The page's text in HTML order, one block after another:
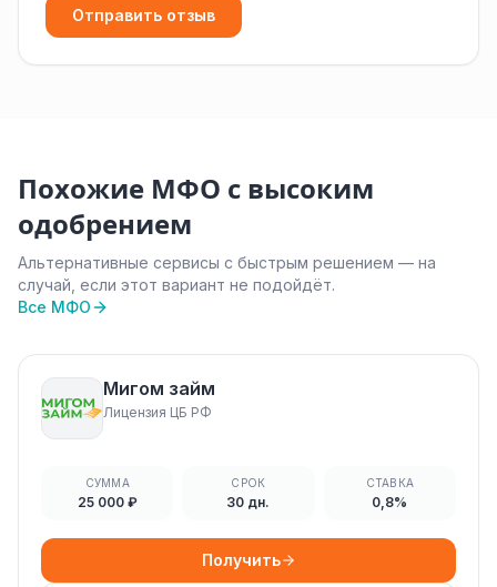
Отправить отзыв
Похожие МФО с высоким
одобрением
Альтернативные сервисы с быстрым решением — на
случай, если этот вариант не подойдёт.
Все МФО
Мигом займ
Лицензия ЦБ РФ
СУММА
25 000 ₽
СРОК
30 дн.
СТАВКА
0,8%
Получить